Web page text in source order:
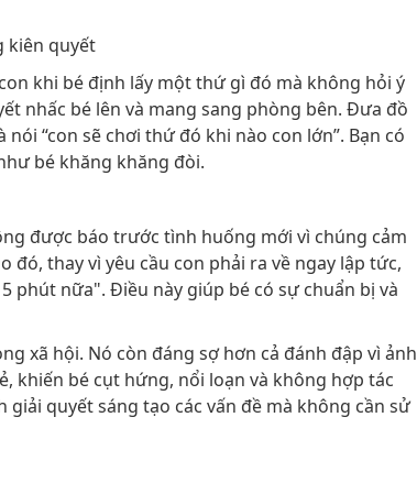
kiên quyết
khi bé định lấy một thứ gì đó mà không hỏi ý
nhấc bé lên và mang sang phòng bên. Đưa đồ
“con sẽ chơi thứ đó khi nào con lớn”. Bạn có
bé khăng khăng đòi.
được báo trước tình huống mới vì chúng cảm
đó, thay vì yêu cầu con phải ra về ngay lập tức,
phút nữa". Điều này giúp bé có sự chuẩn bị và
xã hội. Nó còn đáng sợ hơn cả đánh đập vì ảnh
khiến bé cụt hứng, nổi loạn và không hợp tác
giải quyết sáng tạo các vấn đề mà không cần sử